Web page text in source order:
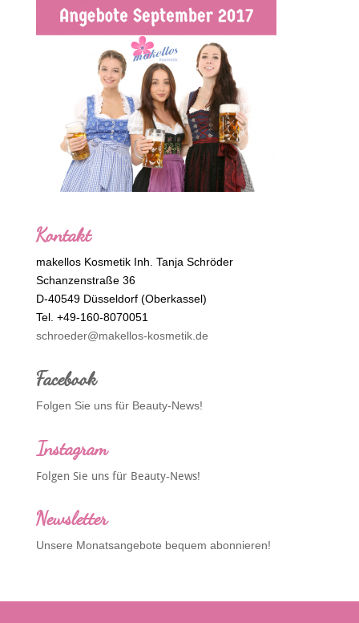
Kontakt
makellos Kosmetik Inh. Tanja Schröder
Schanzenstraße 36
D-40549 Düsseldorf (Oberkassel)
Tel. +49-160-8070051
schroeder@makellos-kosmetik.de
Facebook
Folgen Sie uns für Beauty-News!
Instagram
Folgen Sie uns für Beauty-News!
Newsletter
Unsere Monatsangebote bequem abonnieren!